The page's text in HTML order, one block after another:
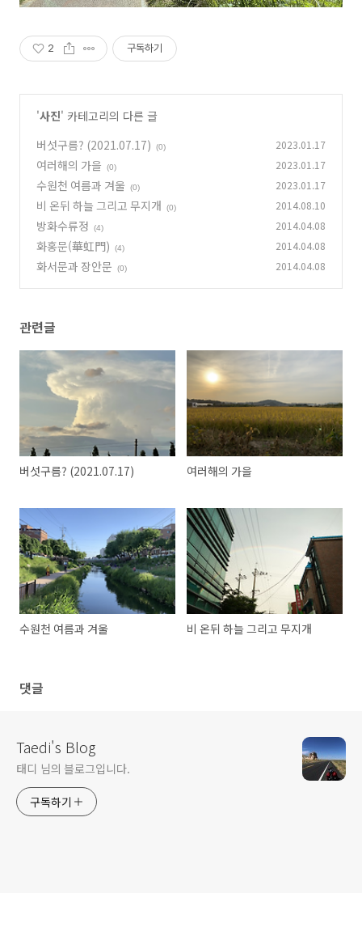
2 구독하기
'사진' 카테고리의 다른 글
버섯구름? (2021.07.17)
(0) 2023.01.17
여러해의 가을 (0) 2023.01.17
수원천 여름과 겨울 (0) 2023.01.17
비 온뒤 하늘 그리고 무지개 (0) 2014.08.10
방화수류정 (4) 2014.04.08
화홍문(華虹門) (4) 2014.04.08
화서문과 장안문 (0) 2014.04.08
관련글
버섯구름? (2021.07.17) 여러해의 가을
수원천 여름과 겨울 비 온뒤 하늘 그리고 무지개
댓글
Taedi's Blog
태디 님의 블로그입니다.
구독하기